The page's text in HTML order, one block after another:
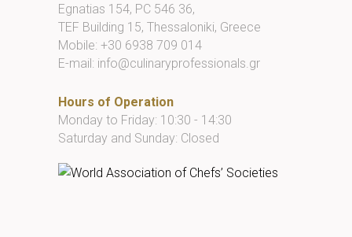
Egnatias 154, PC 546 36,
TEF Building 15, Thessaloniki, Greece
Mobile: +30 6938 709 014
E-mail: info@culinaryprofessionals.gr
Hours of Operation
Monday to Friday: 10:30 - 14:30
Saturday and Sunday: Closed